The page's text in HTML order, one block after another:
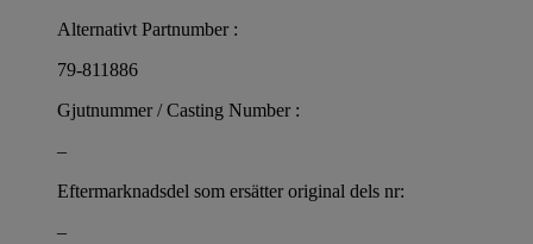
Alternativt Partnumber :
79-811886
Gjutnummer / Casting Number :
–
Eftermarknadsdel som ersätter original dels nr:
–